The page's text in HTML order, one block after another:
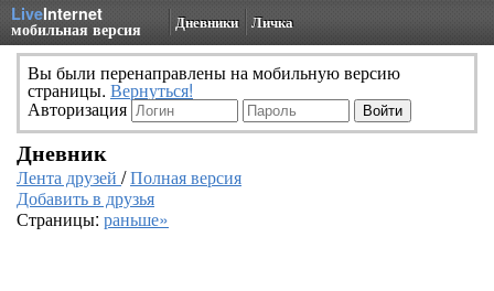
LiveInternet
мобильная версия Дневники Личка
Вы были перенаправлены на мобильную версию
страницы. Вернуться!
Авторизация
Дневник
Лента друзей /Полная версия
Добавить в друзья
Страницы: раньше»